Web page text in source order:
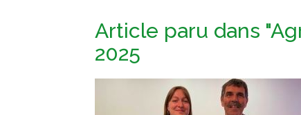
Article paru dans
2025